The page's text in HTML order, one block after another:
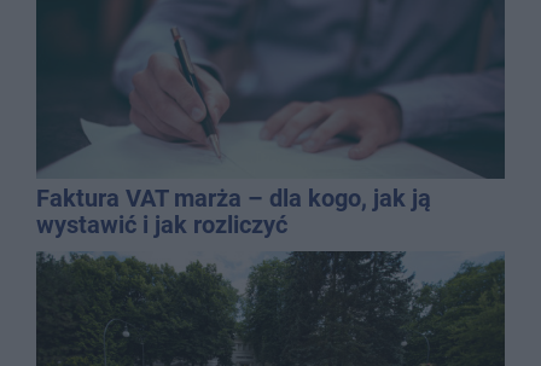
Faktura VAT marża – dla kogo, jak ją
wystawić i jak rozliczyć